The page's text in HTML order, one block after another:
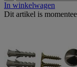
In winkelwagen
Dit artikel is